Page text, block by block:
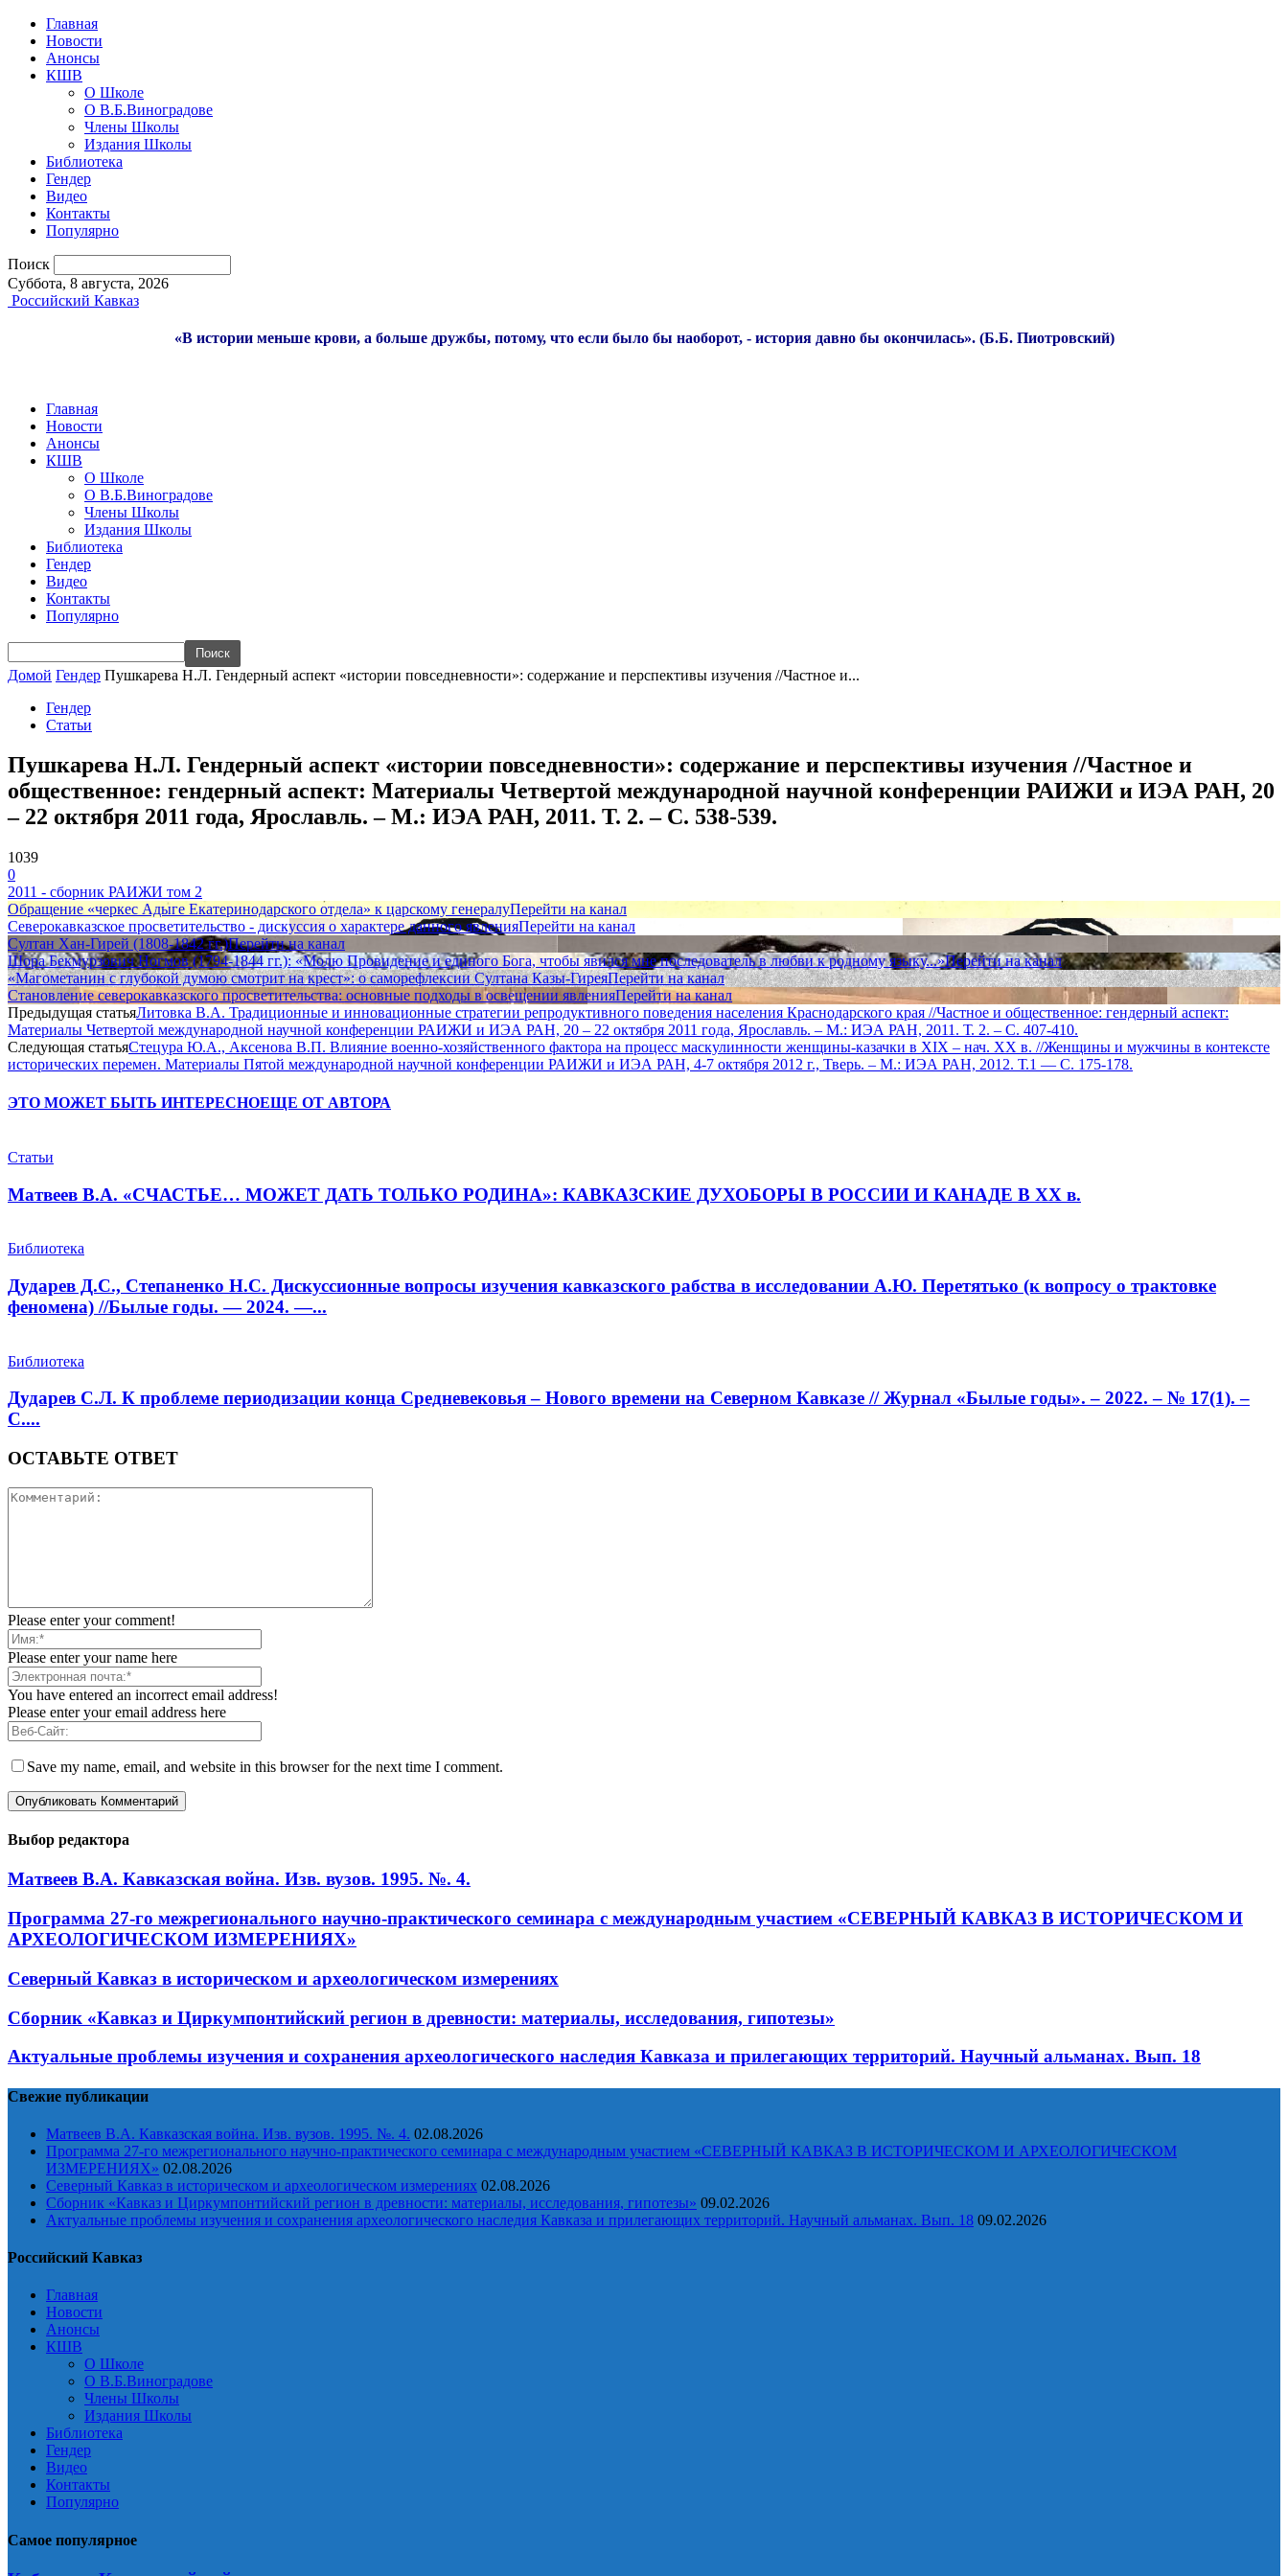
Главная
Новости
Анонсы
КШВ
О Школе
О В.Б.Виноградове
Члены Школы
Издания Школы
Библиотека
Гендер
Видео
Контакты
Популярно
Поиск
Суббота, 8 августа, 2026
Российский Кавказ
«В истории меньше крови, а больше дружбы, потому, что если было бы наоборот, - история давно бы окончилась». (Б.Б. Пиотровский)
Главная
Новости
Анонсы
КШВ
О Школе
О В.Б.Виноградове
Члены Школы
Издания Школы
Библиотека
Гендер
Видео
Контакты
Популярно
Домой Гендер Пушкарева Н.Л. Гендерный аспект «истории повседневности»: содержание и перспективы изучения //Частное и...
Гендер
Статьи
Пушкарева Н.Л. Гендерный аспект «истории повседневности»: содержание и перспективы изучения //Частное и
общественное: гендерный аспект: Материалы Четвертой международной научной конференции РАИЖИ и ИЭА РАН, 20
– 22 октября 2011 года, Ярославль. – М.: ИЭА РАН, 2011. Т. 2. – С. 538-539.
1039
0
2011 - сборник РАИЖИ том 2
Обращение «черкес Адыге Екатеринодарского отдела» к царскому генералуПерейти на канал
Северокавказское просветительство - дискуссия о характере данного явленияПерейти на канал
Султан Хан-Гирей (1808-1842 гг.)Перейти на канал
Шора Бекмурзович Ногмов (1794-1844 гг.): «Молю Провидение и единого Бога, чтобы явился мне последователь в любви к родному языку...»Перейти на канал
«Магометанин с глубокой думою смотрит на крест»: о саморефлексии Султана Казы-ГиреяПерейти на канал
Становление северокавказского просветительства: основные подходы в освещении явленияПерейти на канал
Предыдущая статьяЛитовка В.А. Традиционные и инновационные стратегии репродуктивного поведения населения Краснодарского края //Частное и общественное: гендерный аспект:
Материалы Четвертой международной научной конференции РАИЖИ и ИЭА РАН, 20 – 22 октября 2011 года, Ярославль. – М.: ИЭА РАН, 2011. Т. 2. – С. 407-410.
Следующая статьяСтецура Ю.А., Аксенова В.П. Влияние военно-хозяйственного фактора на процесс маскулинности женщины-казачки в XIX – нач. ХХ в. //Женщины и мужчины в контексте
исторических перемен. Материалы Пятой международной научной конференции РАИЖИ и ИЭА РАН, 4-7 октября 2012 г., Тверь. – М.: ИЭА РАН, 2012. Т.1 — С. 175-178.
ЭТО МОЖЕТ БЫТЬ ИНТЕРЕСНОЕЩЕ ОТ АВТОРА
Статьи
Матвеев В.А. «СЧАСТЬЕ… МОЖЕТ ДАТЬ ТОЛЬКО РОДИНА»: КАВКАЗСКИЕ ДУХОБОРЫ В РОССИИ И КАНАДЕ В XX в.
Библиотека
Дударев Д.С., Степаненко Н.С. Дискуссионные вопросы изучения кавказского рабства в исследовании А.Ю. Перетятько (к вопросу о трактовке
феномена) //Былые годы. — 2024. —...
Библиотека
Дударев С.Л. К проблеме периодизации конца Средневековья – Нового времени на Северном Кавказе // Журнал «Былые годы». – 2022. – № 17(1). –
С....
ОСТАВЬТЕ ОТВЕТ
Please enter your comment!
Please enter your name here
You have entered an incorrect email address!
Please enter your email address here
Save my name, email, and website in this browser for the next time I comment.
Выбор редактора
Матвеев В.А. Кавказская война. Изв. вузов. 1995. №. 4.
Программа 27-го межрегионального научно-практического семинара с международным участием «СЕВЕРНЫЙ КАВКАЗ В ИСТОРИЧЕСКОМ И
АРХЕОЛОГИЧЕСКОМ ИЗМЕРЕНИЯХ»
Северный Кавказ в историческом и археологическом измерениях
Сборник «Кавказ и Циркумпонтийский регион в древности: материалы, исследования, гипотезы»
Актуальные проблемы изучения и сохранения археологического наследия Кавказа и прилегающих территорий. Научный альманах. Вып. 18
Свежие публикации
Матвеев В.А. Кавказская война. Изв. вузов. 1995. №. 4. 02.08.2026
Программа 27-го межрегионального научно-практического семинара с международным участием «СЕВЕРНЫЙ КАВКАЗ В ИСТОРИЧЕСКОМ И АРХЕОЛОГИЧЕСКОМ
ИЗМЕРЕНИЯХ» 02.08.2026
Северный Кавказ в историческом и археологическом измерениях 02.08.2026
Сборник «Кавказ и Циркумпонтийский регион в древности: материалы, исследования, гипотезы» 09.02.2026
Актуальные проблемы изучения и сохранения археологического наследия Кавказа и прилегающих территорий. Научный альманах. Вып. 18 09.02.2026
Российский Кавказ
Главная
Новости
Анонсы
КШВ
О Школе
О В.Б.Виноградове
Члены Школы
Издания Школы
Библиотека
Гендер
Видео
Контакты
Популярно
Самое популярное